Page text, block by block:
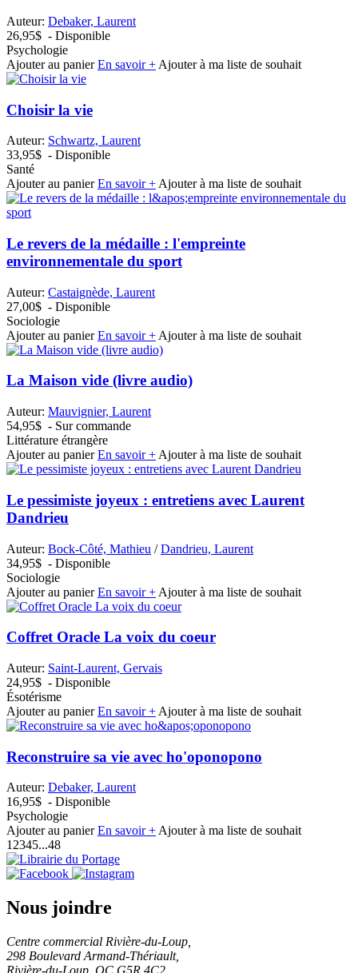
Auteur: Debaker, Laurent
26,95$ - Disponible
Psychologie
Ajouter au panier En savoir + Ajouter à ma liste de souhait
Choisir la vie
Auteur: Schwartz, Laurent
33,95$ - Disponible
Santé
Ajouter au panier En savoir + Ajouter à ma liste de souhait
Le revers de la médaille : l'empreinte
environnementale du sport
Auteur: Castaignède, Laurent
27,00$ - Disponible
Sociologie
Ajouter au panier En savoir + Ajouter à ma liste de souhait
La Maison vide (livre audio)
Auteur: Mauvignier, Laurent
54,95$ - Sur commande
Littérature étrangère
Ajouter au panier En savoir + Ajouter à ma liste de souhait
Le pessimiste joyeux : entretiens avec Laurent
Dandrieu
Auteur: Bock-Côté, Mathieu /Dandrieu, Laurent
34,95$ - Disponible
Sociologie
Ajouter au panier En savoir + Ajouter à ma liste de souhait
Coffret Oracle La voix du coeur
Auteur: Saint-Laurent, Gervais
24,95$ - Disponible
Ésotérisme
Ajouter au panier En savoir + Ajouter à ma liste de souhait
Reconstruire sa vie avec ho'oponopono
Auteur: Debaker, Laurent
16,95$ - Disponible
Psychologie
Ajouter au panier En savoir +Ajouter à ma liste de souhait
12345...48
Nous joindre
Centre commercial Rivière-du-Loup,
298 Boulevard Armand-Thériault,